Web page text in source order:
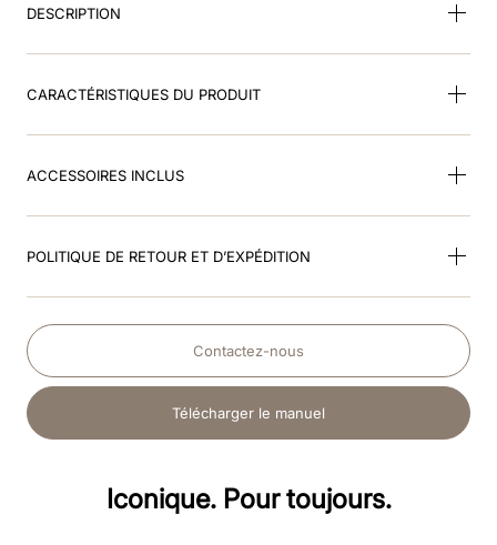
DESCRIPTION
CARACTÉRISTIQUES DU PRODUIT
ACCESSOIRES INCLUS
POLITIQUE DE RETOUR ET D’EXPÉDITION
Contactez-nous
Télécharger le manuel
Iconique. Pour toujours.